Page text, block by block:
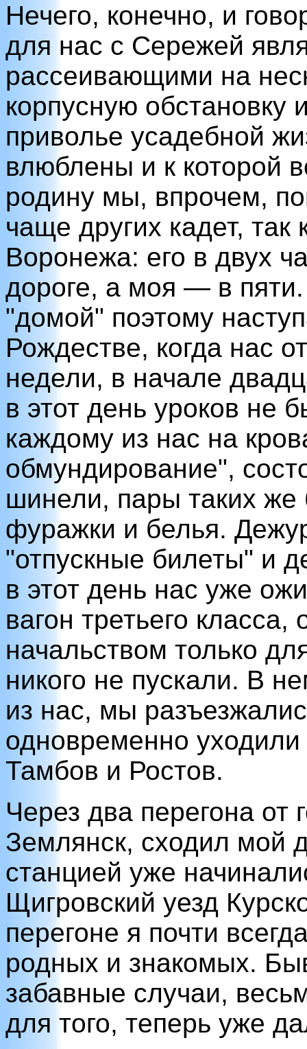
Нечего, конечно, и
для нас с Сережей
рассеивающими на
корпусную обстановку
приволье усадебной
влюблены и к которой
родину мы, впрочем,
чаще других кадет,
Воронежа: его в двух
дороге, а моя — в
"домой" поэтому
Рождестве, когда нас
недели, в начале
в этот день уроков не
каждому из нас на
обмундирование",
шинели, пары таких же
фуражки и белья.
"отпускные билеты" и
в этот день нас уже
вагон третьего
начальством только
никого не пускали. В
из нас, мы
одновременно
Тамбов и Ростов.
Через два перегона от
Землянск, сходил мой
станцией уже
Щигровский уезд
перегоне я почти
родных и знакомых.
забавные случаи,
для того, теперь уже